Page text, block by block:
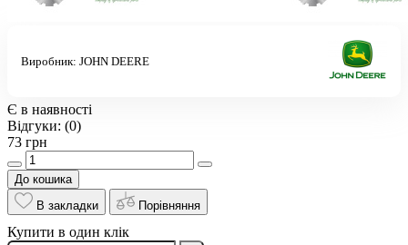
Виробник: JOHN DEERE
Є в наявності
Відгуки: (0)
73 грн
До кошика
В закладки
Порівняння
Купити в один клік